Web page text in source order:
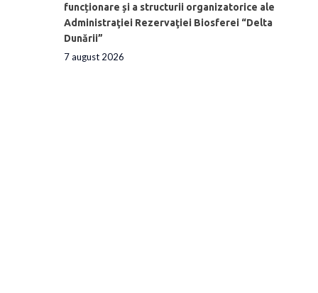
funcționare și a structurii organizatorice ale
Administraţiei Rezervaţiei Biosferei “Delta
Dunării”
7 august 2026